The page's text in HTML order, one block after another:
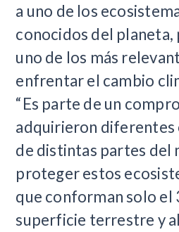
a uno de los
conocidos del planeta,
uno de los más
enfrentar el cambio
“Es parte de un
adquirieron diferentes
de distintas partes del
proteger estos
que conforman solo el
superficie terrestre y